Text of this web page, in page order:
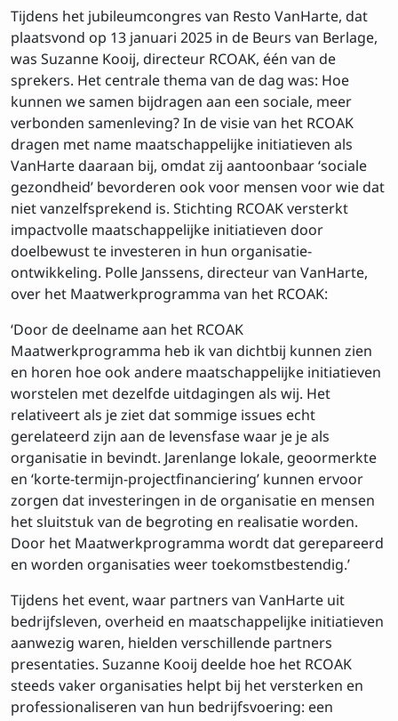
Tijdens het jubileumcongres van Resto VanHarte, dat
plaatsvond op 13 januari 2025 in de Beurs van Berlage,
was Suzanne Kooij, directeur RCOAK, één van de
sprekers. Het centrale thema van de dag was: Hoe
kunnen we samen bijdragen aan een sociale, meer
verbonden samenleving? In de visie van het RCOAK
dragen met name maatschappelijke initiatieven als
VanHarte daaraan bij, omdat zij aantoonbaar ‘sociale
gezondheid’ bevorderen ook voor mensen voor wie dat
niet vanzelfsprekend is. Stichting RCOAK versterkt
impactvolle maatschappelijke initiatieven door
doelbewust te investeren in hun organisatie-
ontwikkeling. Polle Janssens, directeur van VanHarte,
over het Maatwerkprogramma van het RCOAK:
‘Door de deelname aan het RCOAK
Maatwerkprogramma heb ik van dichtbij kunnen zien
en horen hoe ook andere maatschappelijke initiatieven
worstelen met dezelfde uitdagingen als wij. Het
relativeert als je ziet dat sommige issues echt
gerelateerd zijn aan de levensfase waar je je als
organisatie in bevindt. Jarenlange lokale, geoormerkte
en ‘korte-termijn-projectfinanciering’ kunnen ervoor
zorgen dat investeringen in de organisatie en mensen
het sluitstuk van de begroting en realisatie worden.
Door het Maatwerkprogramma wordt dat gerepareerd
en worden organisaties weer toekomstbestendig.’
Tijdens het event, waar partners van VanHarte uit
bedrijfsleven, overheid en maatschappelijke initiatieven
aanwezig waren, hielden verschillende partners
presentaties. Suzanne Kooij deelde hoe het RCOAK
steeds vaker organisaties helpt bij het versterken en
professionaliseren van hun bedrijfsvoering: een